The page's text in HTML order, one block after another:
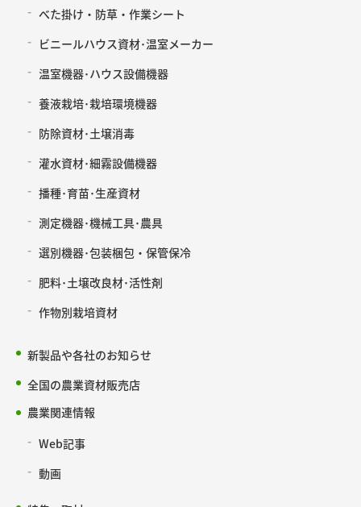
べた掛け・防草・作業シート
ビニールハウス資材･温室メーカー
温室機器･ハウス設備機器
養液栽培･栽培環境機器
防除資材･土壌消毒
灌水資材･細霧設備機器
播種･育苗･生産資材
測定機器･機械工具･農具
選別機器･包装梱包・保管保冷
肥料･土壌改良材･活性剤
作物別栽培資材
新製品や各社のお知らせ
全国の農業資材販売店
農業関連情報
Web記事
動画